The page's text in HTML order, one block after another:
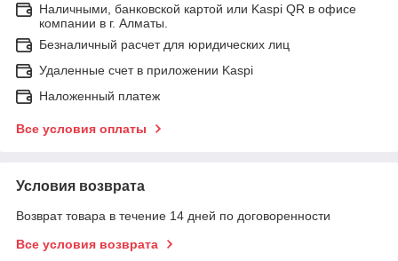
Наличными, банковской картой или Kaspi QR в офисе
компании в г. Алматы.
Безналичный расчет для юридических лиц
Удаленные счет в приложении Kaspi
Наложенный платеж
Все условия оплаты
Условия возврата
Возврат товара в течение 14 дней по договоренности
Все условия возврата